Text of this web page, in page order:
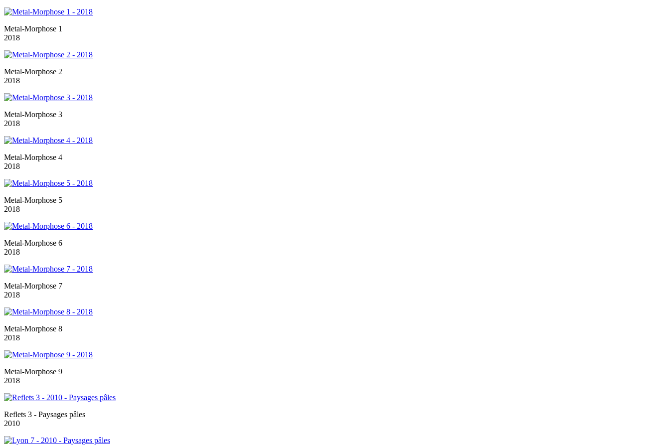
Metal-Morphose 1
2018
Metal-Morphose 2
2018
Metal-Morphose 3
2018
Metal-Morphose 4
2018
Metal-Morphose 5
2018
Metal-Morphose 6
2018
Metal-Morphose 7
2018
Metal-Morphose 8
2018
Metal-Morphose 9
2018
Reflets 3 - Paysages pâles
2010